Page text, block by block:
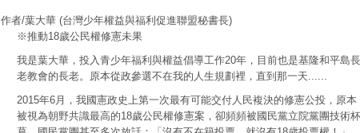
作者/葉大華 (台灣少年權益與福利促進聯盟秘書長)
※推動18歲公民權修憲未果
我是葉大華，投入青少年福利與權益倡導工作20年，目前也是基隆和平島長
老教會的長老。原本從政參選不在我的人生規劃裡，直到那一天......
2015年6月，我國憲政史上第一次最有可能交付人民複決的修憲公投，原本
被視為朝野共識最高的18歲公民權修憲案，卻頻頻被國民黨立院黨團技術杯